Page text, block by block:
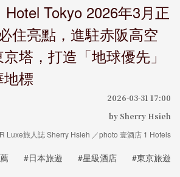
Tokyo 2026年3月正
住亮點，進駐赤阪高空
塔，打造「地球優先」
標
2026-03-31 17:00
by Sherry Hsieh
Luxe旅人誌 Sherry Hsieh ／photo 壹酒店 1 Hotels
#日本旅遊 #星級酒店 #東京旅遊